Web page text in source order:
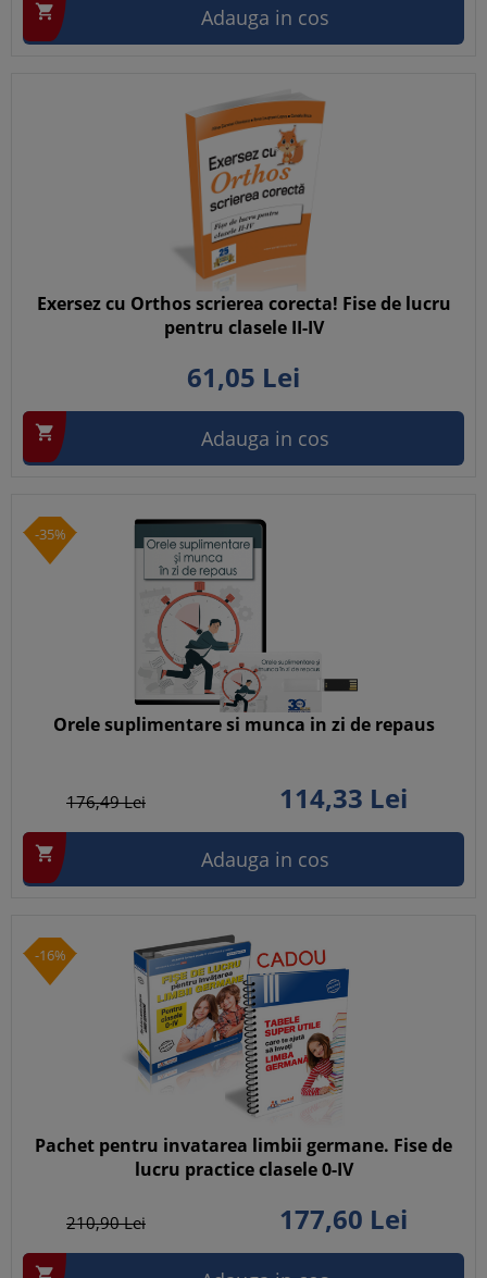
 Adauga in cos
Exersez cu Orthos scrierea corecta! Fise de lucru
pentru clasele II-IV
61,05 Lei
 Adauga in cos
-35%
Orele suplimentare si munca in zi de repaus
176,49Lei 114,33 Lei
 Adauga in cos
-16%
Pachet pentru invatarea limbii germane. Fise de
lucru practice clasele 0-IV
210,90Lei 177,60 Lei